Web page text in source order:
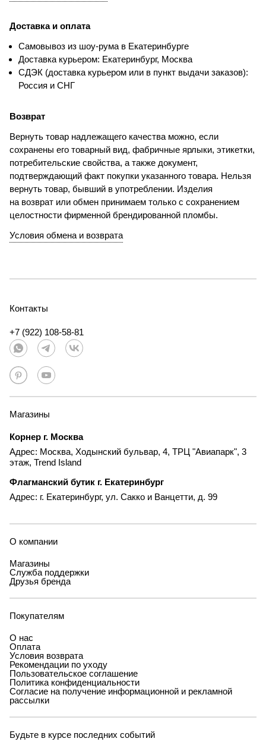
Доставка и оплата
Самовывоз из шоу-рума в Екатеринбурге
Доставка курьером: Екатеринбург, Москва
СДЭК (доставка курьером или в пункт выдачи заказов):
Россия и СНГ
Возврат
Вернуть товар надлежащего качества можно, если
сохранены его товарный вид, фабричные ярлыки, этикетки,
потребительские свойства, а также документ,
подтверждающий факт покупки указанного товара. Нельзя
вернуть товар, бывший в употреблении. Изделия
на возврат или обмен принимаем только с сохранением
целостности фирменной брендированной пломбы.
Условия обмена и возврата
Контакты
+7 (922) 108-58-81
Магазины
Корнер г. Москва
Адрес: Москва, Ходынский бульвар, 4, ТРЦ "Авиапарк", 3
этаж, Trend Island
Флагманский бутик г. Екатеринбург
Адрес: г. Екатеринбург, ул. Сакко и Ванцетти, д. 99
О компании
Магазины
Служба поддержки
Друзья бренда
Покупателям
О нас
Оплата
Условия возврата
Рекомендации по уходу
Пользовательское соглашение
Политика конфиденциальности
Согласие на получение информационной и рекламной
рассылки
Будьте в курсе последних событий